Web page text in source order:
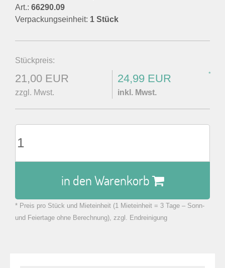
Art.: 66290.09
Verpackungseinheit: 1 Stück
Stückpreis:
21,00 EUR
zzgl. Mwst.
24,99 EUR *
inkl. Mwst.
in den Warenkorb
zu Warenkorb hinzugefügt.
* Preis pro Stück und Mieteinheit (1 Mieteinheit = 3 Tage – Sonn-
und Feiertage ohne Berechnung), zzgl. Endreinigung